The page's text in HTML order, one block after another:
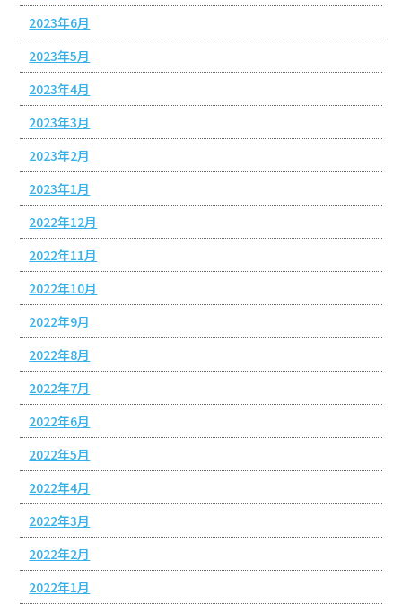
2023年6月
2023年5月
2023年4月
2023年3月
2023年2月
2023年1月
2022年12月
2022年11月
2022年10月
2022年9月
2022年8月
2022年7月
2022年6月
2022年5月
2022年4月
2022年3月
2022年2月
2022年1月